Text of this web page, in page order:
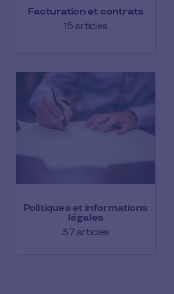
Facturation et contrats
15 articles
Politiques et informations
légales
37 articles